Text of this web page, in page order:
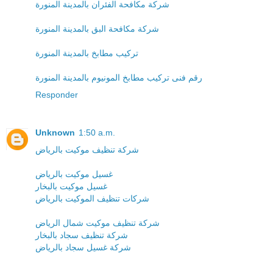
شركة مكافحة الفئران بالمدينة المنورة
شركة مكافحة البق بالمدينة المنورة
تركيب مطابخ بالمدينة المنورة
رقم فنى تركيب مطابخ المونيوم بالمدينة المنورة
Responder
Unknown 1:50 a.m.
شركة تنظيف موكيت بالرياض
غسيل موكيت بالرياض
غسيل موكيت بالبخار
شركات تنظيف الموكيت بالرياض
شركة تنظيف موكيت شمال الرياض
شركة تنظيف سجاد بالبخار
شركة غسيل سجاد بالرياض